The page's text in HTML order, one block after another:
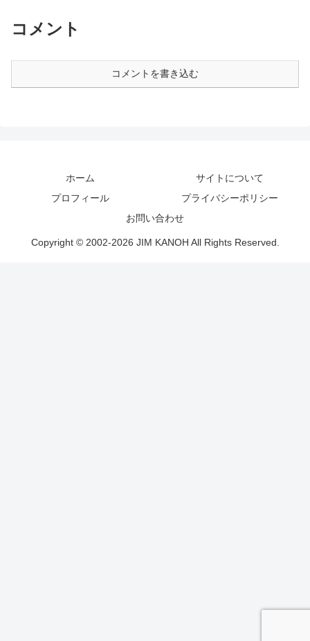
コメント
コメントを書き込む
ホーム
サイトについて
プロフィール
プライバシーポリシー
お問い合わせ
Copyright © 2002-2026 JIM KANOH All Rights Reserved.